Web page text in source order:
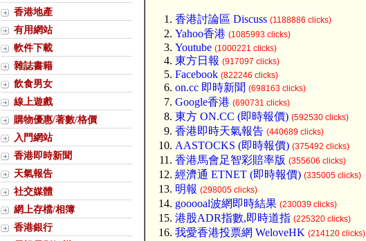
香港地產
有用網站
軟件下載
雜誌書籍
飲食男女
線上遊戲
購物優惠/著數/格價
入門網站
香港即時新聞
天氣報告
社交媒體
網上存檔/相簿
香港銀行
香港討論區 Discuss (1188886 clicks)
Yahoo香港 (1085993 clicks)
Youtube (1000221 clicks)
東方日報 (917097 clicks)
Facebook (822246 clicks)
on.cc 即時新聞 (698163 clicks)
Google香港 (690731 clicks)
東方 ON.CC (即時報價) (592530 clicks)
香港即時天氣報告 (440689 clicks)
AASTOCKS (即時報價) (375492 clicks)
香港馬會足智彩賠率版 (355606 clicks)
經濟通 ETNET (即時報價) (335005 clicks)
明報 (298005 clicks)
gooooal波網即時結果 (230039 clicks)
港股ADR指數,即時道指 (225320 clicks)
我愛香港投票網 WeloveHK (214120 clicks)